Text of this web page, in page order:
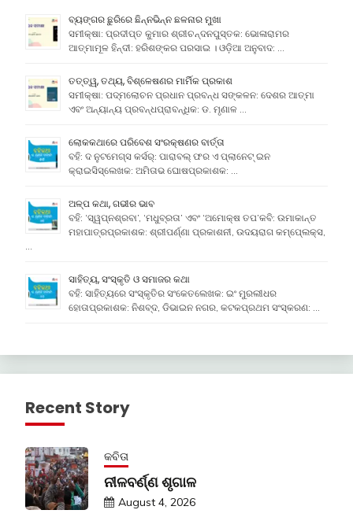
ବ୍ୟଙ୍ଗର ଛୁରିରେ ଛିନ୍ନଭିନ୍ନ ଛଳନାର ମୁଖା
ସମୀକ୍ଷା: ପ୍ରଦୀପ୍ତ କୁମାର ଶ୍ରୀଚନ୍ଦନପୁସ୍ତକ: ଭୋଳାରାମର
ଆତ୍ମାମୂଳ ହିନ୍ଦୀ: ହରିଶଙ୍କର ପରସାଇ । ଓଡ଼ିଆ ଅନୁବାଦ: …
ତତ୍ତ୍ୱ, ତଥ୍ୟ, ବିଶ୍ଳେଷଣର ମାର୍ମିକ ପ୍ରକାଶ
ସମୀକ୍ଷା: ପଦ୍ମଲୋଚନ ପ୍ରଧାନ ପ୍ରବନ୍ଧ ସଙ୍କଳନ: ଦେଶର ଆତ୍ମା
ଏବଂ ଅନ୍ୟାନ୍ୟ ପ୍ରବନ୍ଧପ୍ରାବନ୍ଧିକ: ଡ. ମୃଣାଳ …
ଲୋକକଥାରେ ପରିବେଶ ସଂରକ୍ଷଣର ବାର୍ତ୍ତା
ବହି: ଦ ନୁଟମେଗ୍ସ କର୍ସର୍: ପାରାବଲ୍ ଫର ଏ ପ୍ଲାନେଟ୍ ଇନ
କ୍ରାଇସିସ୍ଲେଖକ: ଅମିତାଭ ଘୋଷପ୍ରକାଶକ: …
ଅଳ୍ପ କଥା, ଗଭୀର ଭାବ
ବହି: ‘ସ୍ୱପ୍ନଶ୍ରବା’, ‘ମଧୁବ୍ରତା’ ଏବଂ ‘ଅମୋକ୍ଷ ତପ’କବି: ଉମାକାନ୍ତ
ମହାପାତ୍ରପ୍ରକାଶକ: ଶ୍ରୀପର୍ଣ୍ଣା ପ୍ରକାଶନୀ, ଉଦୟରାଗ କମ୍ପେ୍ଲକ୍ସ,
ସାହିତ୍ୟ, ସଂସ୍କୃତି ଓ ସମାଜର କଥା
ବହି: ସାହିତ୍ୟରେ ସଂସ୍କୃତିର ସଂକେତଲେଖକ: ଇଂ ମୁରଲୀଧର
ହୋତାପ୍ରକାଶକ: ନିଶବ୍ଦ, ଡିଭାଇନ ନଗର, କଟକପ୍ରଥମ ସଂସ୍କରଣ: …
Recent Story
କବିତା
ନୀଳବର୍ଣ୍ଣ ଶୃଗାଳ
August 4, 2026